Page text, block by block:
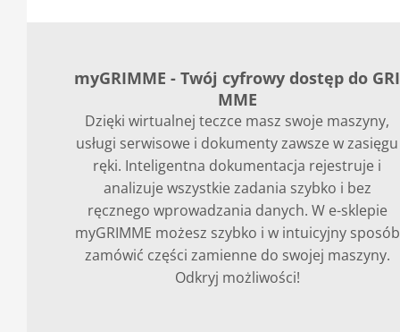
myGRIMME - Twój cyfrowy dostęp do GRI
MME
Dzięki wirtualnej teczce masz swoje maszyny,
usługi serwisowe i dokumenty zawsze w zasięgu
ręki. Inteligentna dokumentacja rejestruje i
analizuje wszystkie zadania szybko i bez
ręcznego wprowadzania danych. W e-sklepie
myGRIMME możesz szybko i w intuicyjny sposób
zamówić części zamienne do swojej maszyny.
Odkryj możliwości!